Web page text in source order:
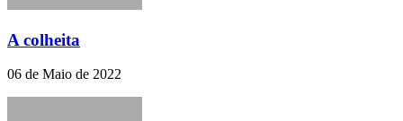
A colheita
06 de Maio de 2022